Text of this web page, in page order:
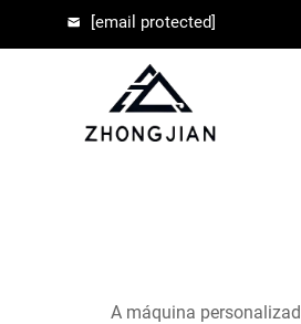
[email protected]
A máquina